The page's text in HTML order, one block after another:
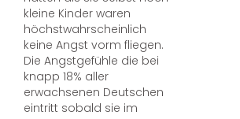
kleine Kinder waren
höchstwahrscheinlich
keine Angst vorm fliegen.
Die Angstgefühle die bei
knapp 18% aller
erwachsenen Deutschen
eintritt sobald sie im